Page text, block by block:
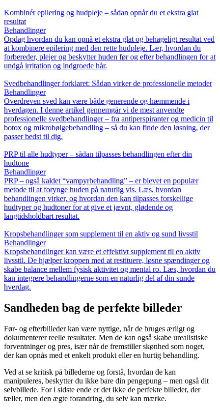
Kombinér epilering og hudpleje – sådan opnår du et ekstra glat
resultat
Behandlinger
Opdag hvordan du kan opnå et ekstra glat og behageligt resultat ved
at kombinere epilering med den rette hudpleje. Lær, hvordan du
forbereder, plejer og beskytter huden før og efter behandlingen for at
undgå irritation og indgroede hår.
Svedbehandlinger forklaret: Sådan virker de professionelle metoder
Behandlinger
Overdreven sved kan være både generende og hæmmende i
hverdagen. I denne artikel gennemgår vi de mest anvendte
professionelle svedbehandlinger – fra antiperspiranter og medicin til
botox og mikrobølgebehandling – så du kan finde den løsning, der
passer bedst til dig.
PRP til alle hudtyper – sådan tilpasses behandlingen efter din
hudtone
Behandlinger
PRP – også kaldet “vampyrbehandling” – er blevet en populær
metode til at forynge huden på naturlig vis. Læs, hvordan
behandlingen virker, og hvordan den kan tilpasses forskellige
hudtyper og hudtoner for at give et jævnt, glødende og
langtidsholdbart resultat.
Kropsbehandlinger som supplement til en aktiv og sund livsstil
Behandlinger
Kropsbehandlinger kan være et effektivt supplement til en aktiv
livsstil. De hjælper kroppen med at restituere, løsne spændinger og
skabe balance mellem fysisk aktivitet og mental ro. Læs, hvordan du
kan integrere behandlingerne som en naturlig del af din sunde
hverdag.
Sandheden bag de perfekte billeder
Før- og efterbilleder kan være nyttige, når de bruges ærligt og
dokumenterer reelle resultater. Men de kan også skabe urealistiske
forventninger og pres, især når de fremstiller skønhed som noget,
der kan opnås med et enkelt produkt eller en hurtig behandling.
Ved at se kritisk på billederne og forstå, hvordan de kan
manipuleres, beskytter du ikke bare din pengepung – men også dit
selvbillede. For i sidste ende er det ikke de perfekte billeder, der
tæller, men den ægte forandring, du selv kan mærke.